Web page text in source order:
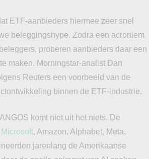
ETF-aanbieders hiermee zeer snel
beleggingshype. Zodra een acroniem
proberen aanbieders daar een
maken. Morningstar-analist Dan
Reuters een voorbeeld van de
binnen de ETF-industrie.
komt niet uit het niets. De
Microsoft, Amazon, Alphabet, Meta,
jarenlang de Amerikaanse